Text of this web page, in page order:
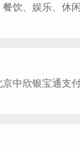
饮、娱乐、休
中欣银宝通支